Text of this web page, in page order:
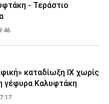
- Τεράστιο
καταδίωξη ΙΧ χωρίς
γέφυρα Καλυφτάκη